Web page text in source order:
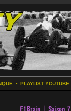
• PLAYLIST YOUTUBE